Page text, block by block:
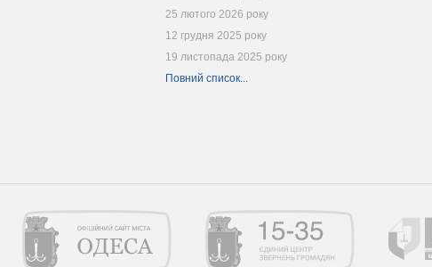
25 лютого 2026 року
12 грудня 2025 року
19 листопада 2025 року
Повний список...